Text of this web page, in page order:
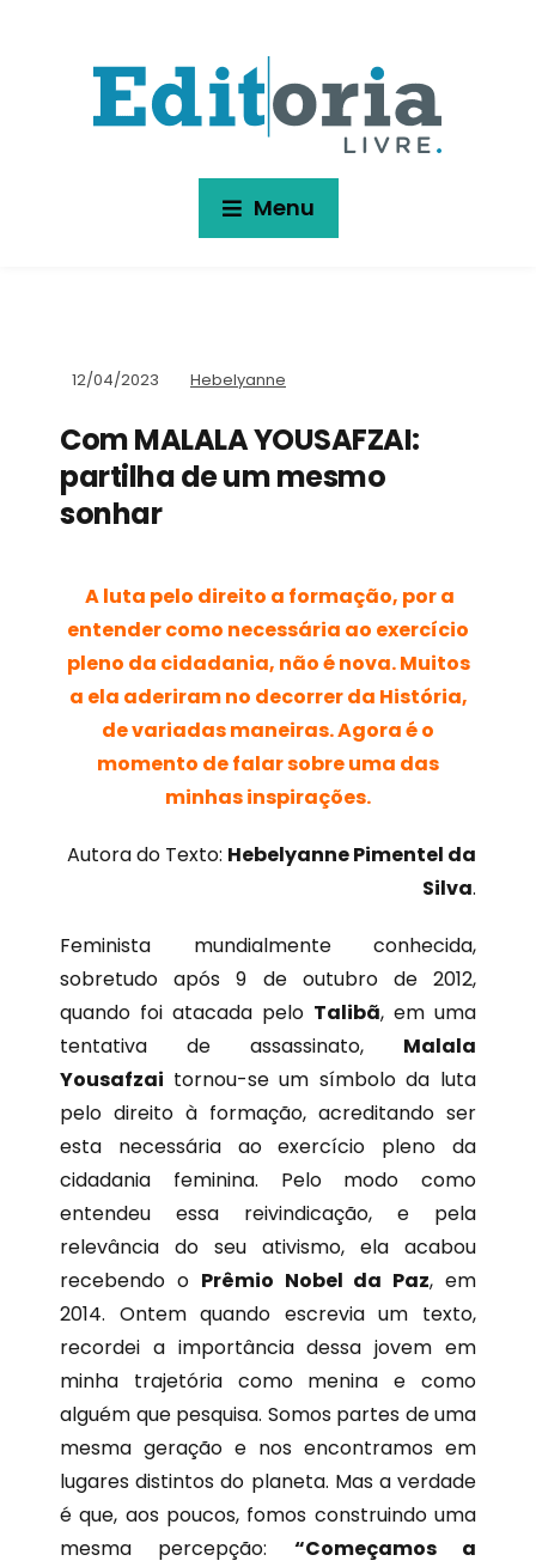
Menu
12/04/2023 Hebelyanne
Com MALALA YOUSAFZAI:
partilha de um mesmo
sonhar
Aluta pelo direito a formação, por a
entender como necessária ao exercício
pleno da cidadania, não é nova. Muitos
a ela aderiram no decorrer da História,
de variadas maneiras. Agora é o
momento de falar sobre uma das
minhas inspirações.
Autora do Texto: Hebelyanne Pimentel da
Silva.
Feminista mundialmente conhecida,
sobretudo após 9 de outubro de 2012,
quando foi atacada pelo Talibã, em uma
tentativa de assassinato, Malala
Yousafzai tornou-se um símbolo da luta
pelo direito à formação, acreditando ser
esta necessária ao exercício pleno da
cidadania feminina. Pelo modo como
entendeu essa reivindicação, e pela
relevância do seu ativismo, ela acabou
recebendo o Prêmio Nobel da Paz, em
2014. Ontem quando escrevia um texto,
recordei a importância dessa jovem em
minha trajetória como menina e como
alguém que pesquisa. Somos partes de uma
mesma geração e nos encontramos em
lugares distintos do planeta. Mas a verdade
é que, aos poucos, fomos construindo uma
mesma percepção: “Começamos a